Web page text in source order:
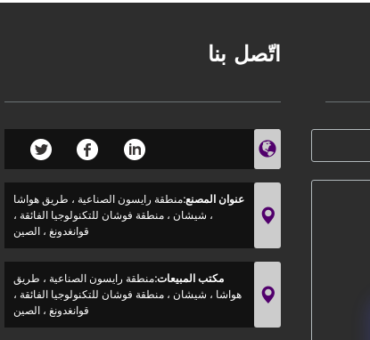
اتّصل بنا
عنوان المصنع:منطقة رايسون الصناعية ، طريق هواشا
، شيشان ، منطقة فوشان للتكنولوجيا الفائقة ،
قوانغدونغ ، الصين
مكتب المبيعات:منطقة رايسون الصناعية ، طريق
هواشا ، شيشان ، منطقة فوشان للتكنولوجيا الفائقة ،
قوانغدونغ ، الصين